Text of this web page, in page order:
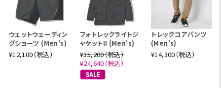
ウェットウェーディン
グショーツ (Men's)
¥12,100（税込）
フォトレックライトジ
ャケットII (Men's)
¥35,200（税込）
¥24,640（税込）
トレックコアパンツ
(Men's)
¥14,300（税込）